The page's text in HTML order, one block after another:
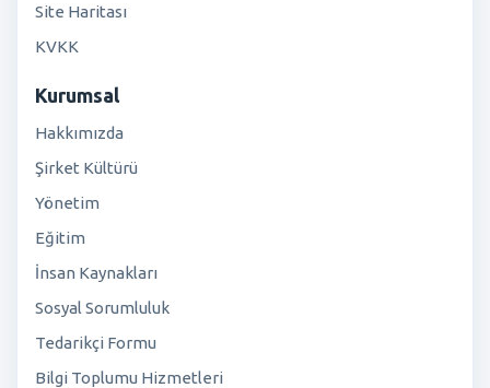
Site Haritası
KVKK
Kurumsal
Hakkımızda
Şirket Kültürü
Yönetim
Eğitim
İnsan Kaynakları
Sosyal Sorumluluk
Tedarikçi Formu
Bilgi Toplumu Hizmetleri